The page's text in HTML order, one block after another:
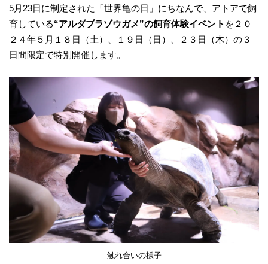
5月23日に制定された「世界亀の日」にちなんで、アトアで飼
育している“アルダブラゾウガメ”の飼育体験イベント を２０
２４年５月１８日（土）、１９日（日）、２３日（木）の３
日間限定で特別開催します。
触れ合いの様子